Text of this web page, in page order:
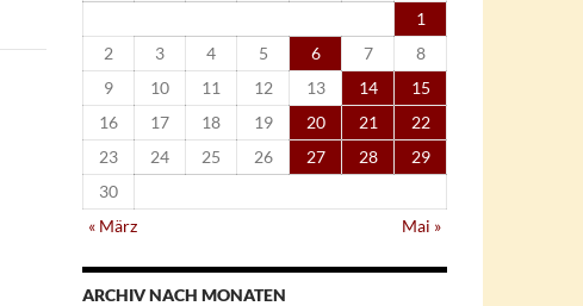
1
2
3 4 5 6 7
8
9
10 11 12 13 14
15
16
17 18 19 20 21
22
23
24 25 26 27 28
29
30
« März
Mai »
ARCHIV NACH MONATEN